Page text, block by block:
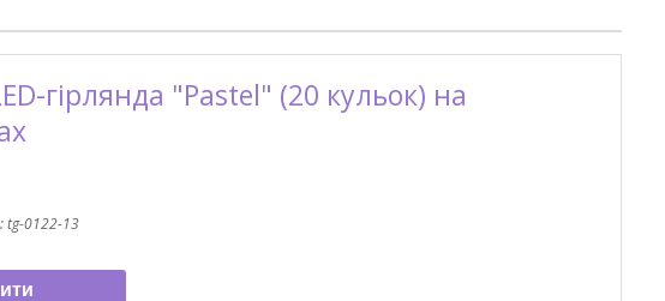
гірлянда "Pastel" (20 кульок) на
tg-0122-13